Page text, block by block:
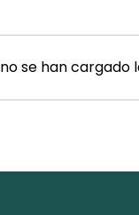
se han cargado